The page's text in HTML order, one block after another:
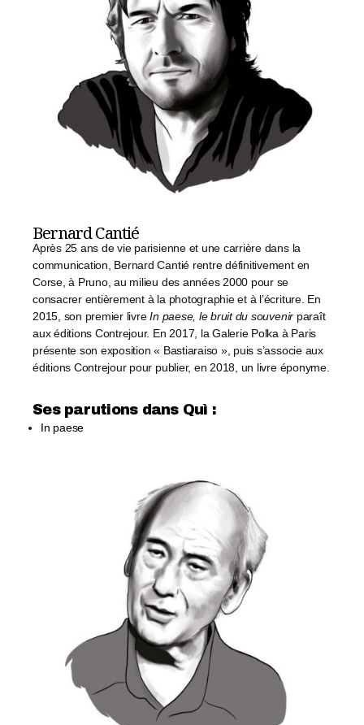
Bernard Cantié
Après 25 ans de vie parisienne et une carrière dans la
communication, Bernard Cantié rentre définitivement en
Corse, à Pruno, au milieu des années 2000 pour se
consacrer entièrement à la photographie et à l’écriture. En
2015, son premier livreIn paese, le bruit du souvenir paraît
aux éditions Contrejour. En 2017, la Galerie Polka à Paris
présente son exposition « Bastiaraiso », puis s’associe aux
éditions Contrejour pour publier, en 2018, un livre éponyme.
Ses parutions dans Quì :​
In paese